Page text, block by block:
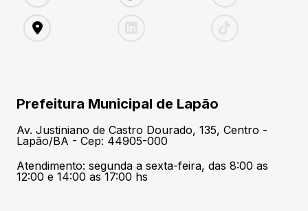
Prefeitura Municipal de Lapão
Av. Justiniano de Castro Dourado, 135, Centro -
Lapão/BA - Cep: 44905-000
Atendimento: segunda a sexta-feira, das 8:00 as
12:00 e 14:00 as 17:00 hs